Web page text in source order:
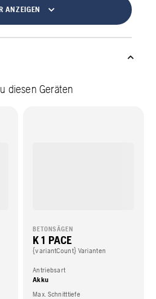
ANZEIGEN
diesen Geräten
BETONSÄGEN
K 1 PACE
{variantCount} Varianten
Antriebsart
Akku
Max. Schnitttiefe